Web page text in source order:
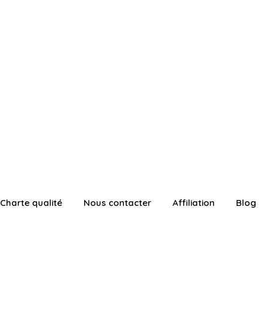
Charte qualité Nous contacter Affiliation Blog